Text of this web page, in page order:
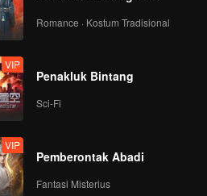
Romance · Kostum Tradisional
VIP
Penakluk Bintang
Sci-Fi
VIP
Pemberontak Abadi
Fantasi Misterius